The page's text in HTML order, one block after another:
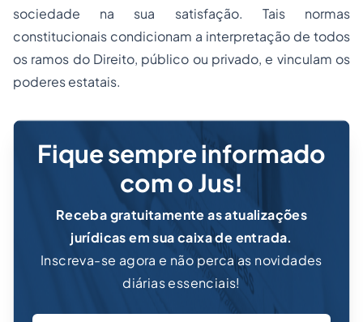
sociedade na sua satisfação. Tais normas
constitucionais condicionam a interpretação de todos
os ramos do Direito, público ou privado, e vinculam os
poderes estatais.
Fique sempre informado
com o Jus!
Receba gratuitamente as atualizações
jurídicas em sua caixa de entrada.
Inscreva-se agora e não perca as novidades
diárias essenciais!